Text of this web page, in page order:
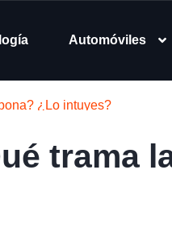
Automóviles
¿Lo intuyes?
trama